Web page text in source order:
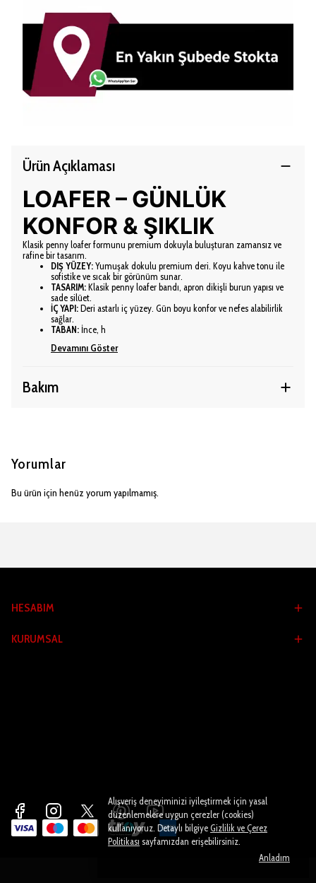
Alışveriş deneyiminizi iyileştirmek için yasal
düzenlemelere uygun çerezler (cookies)
kullanıyoruz. Detaylı bilgiyeGizlilik ve Çerez
Politikası sayfamızdan erişebilirsiniz.
Anladım
Ürün Açıklaması
LOAFER – GÜNLÜK
KONFOR & ŞIKLIK
Klasik penny loafer formunu premium dokuyla buluşturan zamansız ve
rafine bir tasarım.
DIŞ YÜZEY:Yumuşak dokulu premium deri. Koyu kahve tonu ile
sofistike ve sıcak bir görünüm sunar.
TASARIM:Klasik penny loafer bandı, apron dikişli burun yapısı ve
sade silüet.
İÇ YAPI:Deri astarlı iç yüzey. Gün boyu konfor ve nefes alabilirlik
sağlar.
TABAN: İnce, h
Devamını Göster
Bakım
Yorumlar
Bu ürün için henüz yorum yapılmamış.
HESABIM
KURUMSAL